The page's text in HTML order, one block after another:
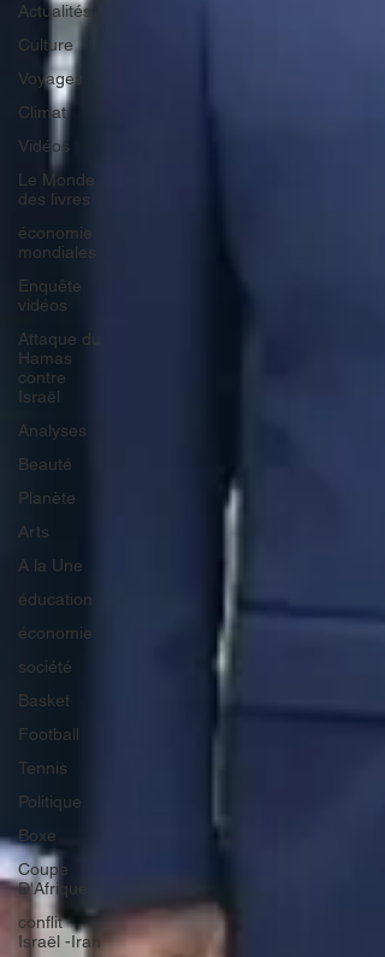
Actualités
Culture
Voyages
Climat
Vidéos
Le Monde
des livres
économie
mondiales
Enquête
vidéos
Attaque du
Hamas
contre
Israël
Analyses
Beauté
Planète
Arts
A la Une
éducation
économie
société
Basket
Football
Tennis
Politique
Boxe
Coupe
D'Afrique
conflit
Israël -Iran